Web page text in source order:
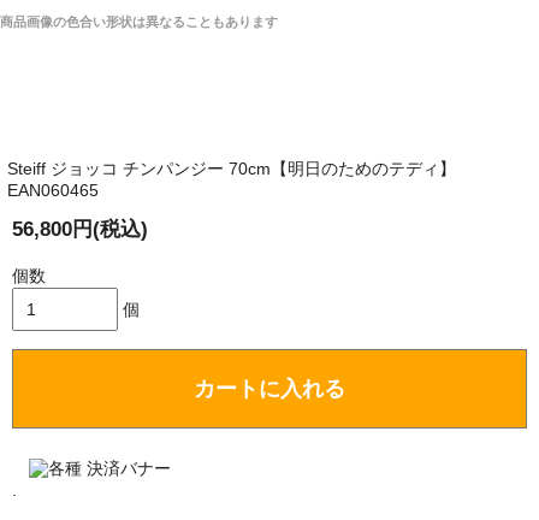
商品画像の色合い形状は異なることもあります
Steiff ジョッコ チンパンジー 70cm【明日のためのテディ】
EAN060465
56,800円(税込)
個数
個
カートに入れる